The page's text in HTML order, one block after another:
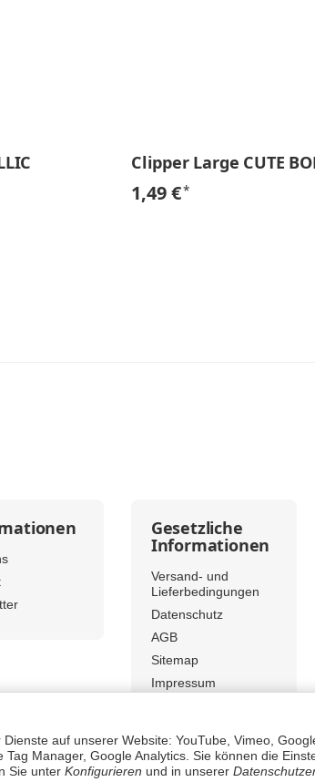
Clipper Large CUTE
1,49 €*
Gesetzliche
Informationen
Versand- und
Lieferbedingungen
Datenschutz
AGB
Sitemap
Impressum
Vertrag
widerrufen
auf unserer Website: YouTube, Vimeo,
Manager, Google Analytics. Sie können die
Sie unter Konfigurieren und in unserer